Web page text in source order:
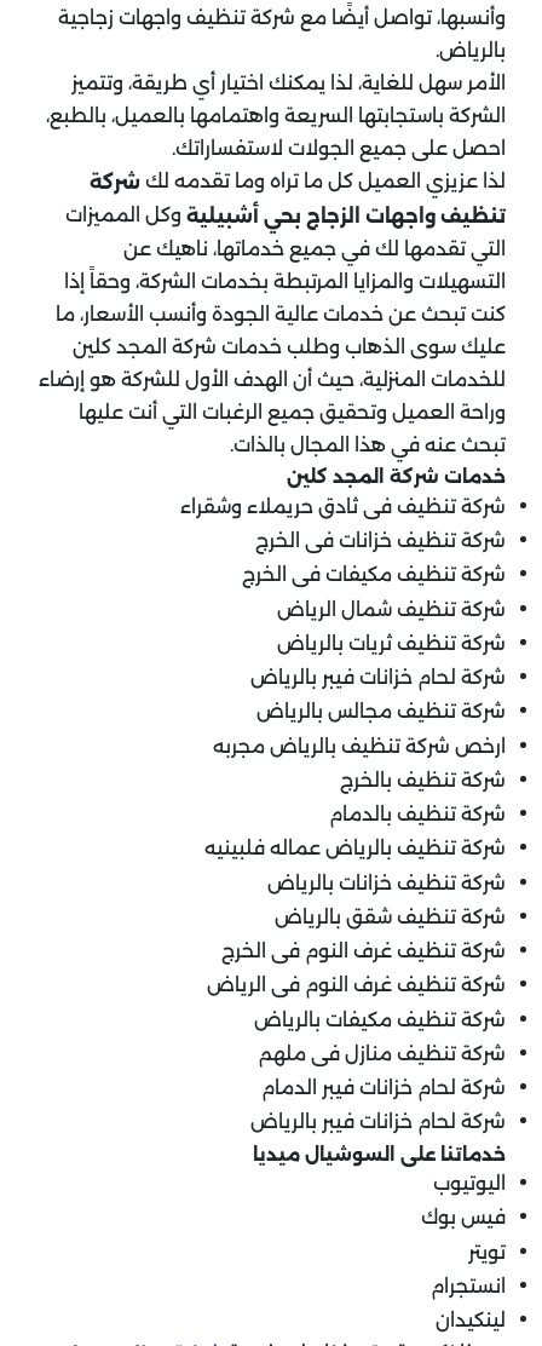
وأنسبها، تواصل أيضًا مع شركة تنظيف واجهات زجاجية
بالرياض.
الأمر سهل للغاية، لذا يمكنك اختيار أي طريقة، وتتميز
الشركة باستجابتها السريعة واهتمامها بالعميل، بالطبع،
احصل على جميع الجولات لاستفساراتك.
لذا عزيزي العميل كل ما تراه وما تقدمه لك شركة
تنظيف واجهات الزجاج بحي أشبيلية وكل المميزات
التي تقدمها لك في جميع خدماتها، ناهيك عن
التسهيلات والمزايا المرتبطة بخدمات الشركة، وحقاً إذا
كنت تبحث عن خدمات عالية الجودة وأنسب الأسعار، ما
عليك سوى الذهاب وطلب خدمات شركة المجد كلين
للخدمات المنزلية، حيث أن الهدف الأول للشركة هو إرضاء
وراحة العميل وتحقيق جميع الرغبات التي أنت عليها
تبحث عنه في هذا المجال بالذات.
خدمات شركة المجد كلين
شركة تنظيف فى ثادق حريملاء وشقراء
شركة تنظيف خزانات فى الخرج
شركة تنظيف مكيفات فى الخرج
شركة تنظيف شمال الرياض
شركة تنظيف ثريات بالرياض
شركة لحام خزانات فيبر بالرياض
شركة تنظيف مجالس بالرياض
ارخص شركة تنظيف بالرياض مجربه
شركة تنظيف بالخرج
شركة تنظيف بالدمام
شركة تنظيف بالرياض عماله فلبينيه
شركة تنظيف خزانات بالرياض
شركة تنظيف شقق بالرياض
شركة تنظيف غرف النوم فى الخرج
شركة تنظيف غرف النوم فى الرياض
شركة تنظيف مكيفات بالرياض
شركة تنظيف منازل فى ملهم
شركة لحام خزانات فيبر الدمام
شركة لحام خزانات فيبر بالرياض
خدماتنا على السوشيال ميديا
اليوتيوب
فيس بوك
تويتر
انستجرام
لينكيدان